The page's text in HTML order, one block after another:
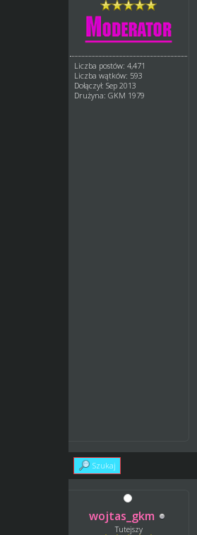
Liczba postów: 4,471
Liczba wątków: 593
Dołączył: Sep 2013
Drużyna: GKM 1979
Szukaj
wojtas_gkm
Tutejszy